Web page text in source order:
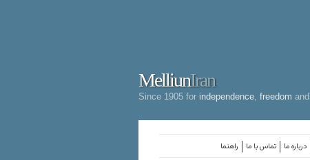
MelliunIran
Since 1905 for independence freedom and
راهنما تماس با ما درباره ما